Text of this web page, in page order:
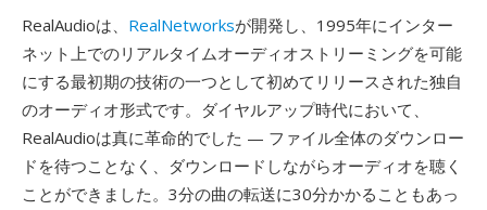
RealAudioは、 RealNetworksが開発し、1995年にインター
ネット上でのリアルタイムオーディオストリーミングを可能
にする最初期の技術の一つとして初めてリリースされた独自
のオーディオ形式です。ダイヤルアップ時代において、
RealAudioは真に革命的でした — ファイル全体のダウンロー
ドを待つことなく、ダウンロードしながらオーディオを聴く
ことができました。3分の曲の転送に30分かかることもあっ